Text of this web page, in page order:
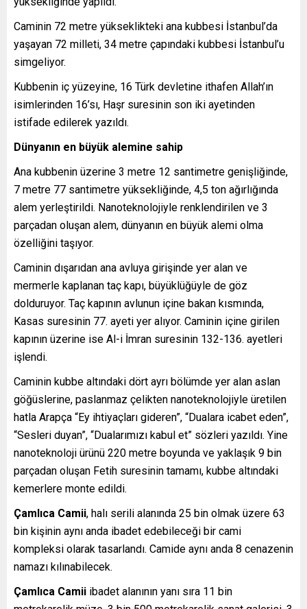
Caminin 72 metre yükseklikteki ana kubbesi İstanbul’da
yaşayan 72 milleti, 34 metre çapındaki kubbesi İstanbul’u
simgeliyor.
Kubbenin iç yüzeyine, 16 Türk devletine ithafen Allah’ın
isimlerinden 16’sı, Haşr suresinin son iki ayetinden
istifade edilerek yazıldı.
Dünyanın en büyük alemine sahip
Ana kubbenin üzerine 3 metre 12 santimetre genişliğinde,
7 metre 77 santimetre yüksekliğinde, 4,5 ton ağırlığında
alem yerleştirildi. Nanoteknolojiyle renklendirilen ve 3
parçadan oluşan alem, dünyanın en büyük alemi olma
özelliğini taşıyor.
Caminin dışarıdan ana avluya girişinde yer alan ve
mermerle kaplanan taç kapı, büyüklüğüyle de göz
dolduruyor. Taç kapının avlunun içine bakan kısmında,
Kasas suresinin 77. ayeti yer alıyor. Caminin içine girilen
kapının üzerine ise Al-i İmran suresinin 132-136. ayetleri
işlendi.
Caminin kubbe altındaki dört ayrı bölümde yer alan aslan
göğüslerine, paslanmaz çelikten nanoteknolojiyle üretilen
hatla Arapça “Ey ihtiyaçları gideren”, “Dualara icabet eden”,
“Sesleri duyan”, “Dualarımızı kabul et” sözleri yazıldı. Yine
nanoteknoloji ürünü 220 metre boyunda ve yaklaşık 9 bin
parçadan oluşan Fetih suresinin tamamı, kubbe altındaki
kemerlere monte edildi.
Çamlıca Camii, halı serili alanında 25 bin olmak üzere 63
bin kişinin aynı anda ibadet edebileceği bir cami
kompleksi olarak tasarlandı. Camide aynı anda 8 cenazenin
namazı kılınabilecek.
Çamlıca Camii ibadet alanının yanı sıra 11 bin